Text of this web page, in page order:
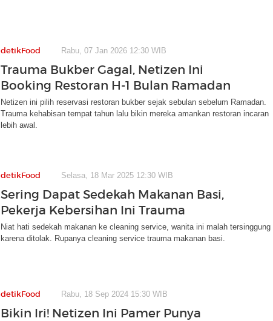
detikFood Rabu, 07 Jan 2026 12:30 WIB
Trauma Bukber Gagal, Netizen Ini
Booking Restoran H-1 Bulan Ramadan
Netizen ini pilih reservasi restoran bukber sejak sebulan sebelum Ramadan.
Trauma kehabisan tempat tahun lalu bikin mereka amankan restoran incaran
lebih awal.
detikFood Selasa, 18 Mar 2025 12:30 WIB
Sering Dapat Sedekah Makanan Basi,
Pekerja Kebersihan Ini Trauma
Niat hati sedekah makanan ke cleaning service, wanita ini malah tersinggung
karena ditolak. Rupanya cleaning service trauma makanan basi.
detikFood Rabu, 18 Sep 2024 15:30 WIB
Bikin Iri! Netizen Ini Pamer Punya